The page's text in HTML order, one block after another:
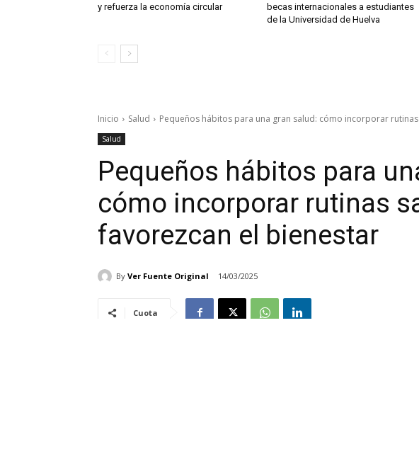
y refuerza la economía circular
becas internacionales a estudiantes
de la Universidad de Huelva